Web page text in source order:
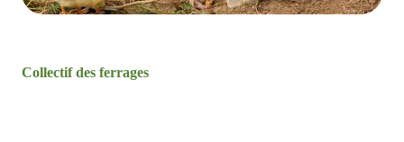
Collectif des ferrages